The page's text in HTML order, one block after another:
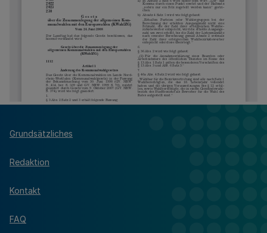
Grundsätzliches
Redaktion
Kontakt
FAQ